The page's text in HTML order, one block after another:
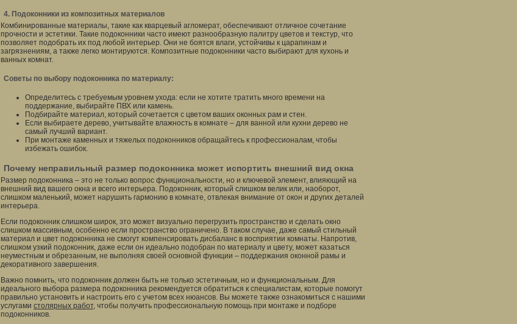
4. Подоконники из композитных материалов
Комбинированные материалы, такие как кварцевый агломерат, обеспечивают отличное сочетание
прочности и эстетики. Такие подоконники часто имеют разнообразную палитру цветов и текстур, что
позволяет подобрать их под любой интерьер. Они не боятся влаги, устойчивы к царапинам и
загрязнениям, а также легко монтируются. Композитные подоконники часто выбирают для кухонь и
ванных комнат.
Советы по выбору подоконника по материалу:
Определитесь с требуемым уровнем ухода: если не хотите тратить много времени на
поддержание, выбирайте ПВХ или камень.
Подбирайте материал, который сочетается с цветом ваших оконных рам и стен.
Если выбираете дерево, учитывайте влажность в комнате – для ванной или кухни дерево не
самый лучший вариант.
При монтаже каменных и тяжелых подоконников обращайтесь к профессионалам, чтобы
избежать ошибок.
Почему неправильный размер подоконника может испортить внешний вид окна
Размер подоконника – это не только вопрос функциональности, но и ключевой элемент, влияющий на
внешний вид вашего окна и всего интерьера. Подоконник, который слишком велик или, наоборот,
слишком маленький, может нарушить гармонию в комнате, отвлекая внимание от окон и других деталей
интерьера.
Если подоконник слишком широк, это может визуально перегрузить пространство и сделать окно
слишком массивным, особенно если пространство ограничено. В таком случае, даже самый стильный
материал и цвет подоконника не смогут компенсировать дисбаланс в восприятии комнаты. Напротив,
слишком узкий подоконник, даже если он идеально подобран по материалу и цвету, может казаться
неуместным и обрезанным, не выполняя своей основной функции – поддержания оконной рамы и
декоративного завершения.
Важно помнить, что подоконник должен быть не только эстетичным, но и функциональным. Для
идеального выбора размера подоконника рекомендуется обратиться к специалистам, которые помогут
правильно установить и настроить его с учетом всех нюансов. Вы можете также ознакомиться с нашими
услугами столярных работ, чтобы получить профессиональную помощь при монтаже и подборе
подоконников.